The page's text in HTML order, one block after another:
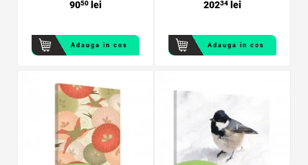
9050 lei
Adauga in cos
20234 lei
Adauga in cos